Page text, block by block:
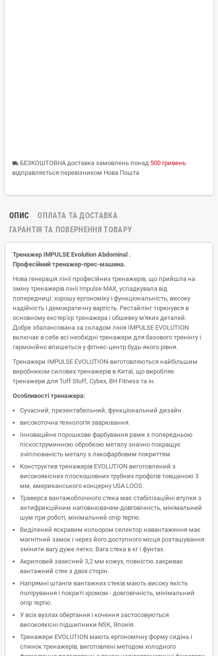
local_shipping БЕЗКОШТОВНА доставка замовлень понад 500 гривень
відправляється перевізником Нова Пошта
ОПИС
ОПЛАТА ТА ДОСТАВКА
ГАРАНТІЯ ТА ПОВЕРНЕННЯ ТОВАРУ
Тренажер IMPULSE Evolution Abdominal .
Професійний тренажер-прес-машина.
Нова генерація лінії професійних тренажерів, що прийшла на
зміну тренажерів лінії Impulse MAX, успадкувала від
попередниці: хорошу ергономіку і функціональність, високу
надійність і демократичну вартість. Рестайлінг торкнувся в
основному екстер'єр тренажера і обшивку м'яких деталей.
Добре збалансована за складом лінія IMPULSE EVOLUTION
включає в себе всі необхідні тренажери для базового тренінгу і
гармонійно впишеться у фітнес-центр будь-якого рівня.
Тренажери IMPULSE EVOLUTION-виготовляються найбільшим
виробником силових тренажерів в Китаї, що виробляє
тренажери для Tuff Stuff, Cybex, BH Fitness та ін.
Особливості тренажера:
Сучасний, презентабельний, функціональний дизайн .
високоточна технологія зварювання.
Інноваційне порошкове фарбування рами з попередньою
піскоструминною обробкою металу значно покращує
зчіплюваність металу з лакофарбовим покриттям
Конструктив тренажерів EVOLUTION виготовлений з
високоякісних плоскошовних трубних профілів товщиною 3
мм, американського концерну USA LOOS.
Траверса вантажоблочного стека має стабілізаційні втулки з
антифрикційним наповнювачем-довговічність, мінімальний
шум при роботі, мінімальний опір тертю.
Виділений яскравим кольором селектор навантаження має
магнітний замок і через його доступного місця розташування
змінити вагу дуже легко. Вага стека в кг і фунтах.
Акриловий захисний 3,2 мм кожух, повністю закриває
вантажний стек з двох сторін.
Напрямні штанги вантажних стеків мають високу якість
полірування і покриті хромом - довговічність, мінімальний
опір тертю.
У всіх вузлах обертання і кочення застосовуються
високоякісні підшипники NSK, Японія.
Тренажери EVOLUTION мають ергономічну форму сидінь і
спинок тренажерів, виготовлені методом холодного